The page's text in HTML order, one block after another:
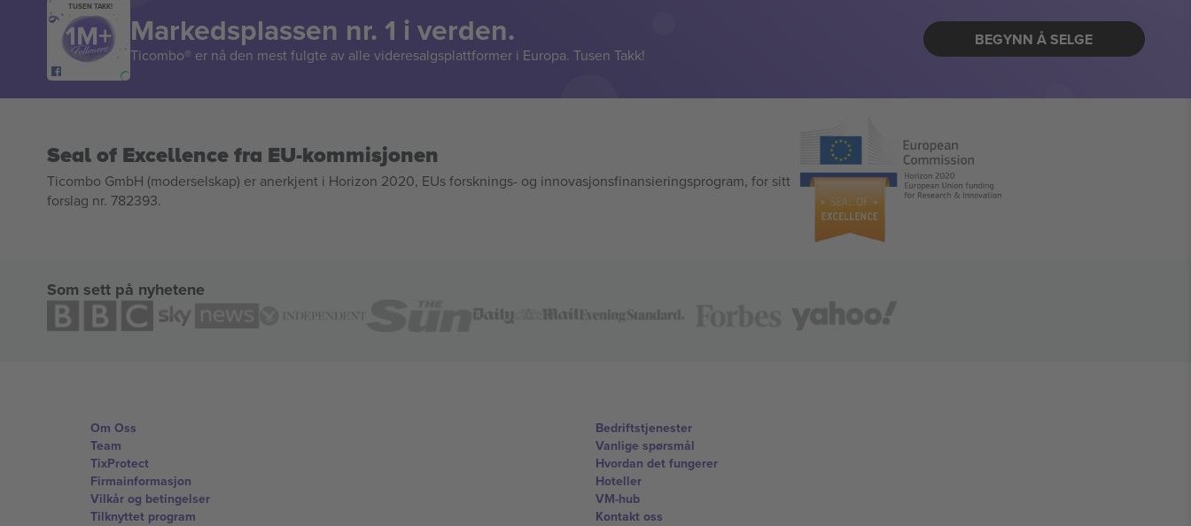
TUSEN TAKK!
Markedsplassen nr. 1 i verden.
Ticombo® er nå den mest fulgte av alle videresalgsplattformer i Europa. Tusen Takk!
BEGYNN Å SELGE
Seal of Excellence fra EU-kommisjonen
Ticombo GmbH (moderselskap) er anerkjent i Horizon 2020, EUs forsknings- og innovasjonsfinansieringsprogram, for sitt
forslag nr. 782393.
Som sett på nyhetene
Om Oss
Team
TixProtect
Firmainformasjon
Vilkår og betingelser
Tilknyttet program
Bedriftstjenester
Vanlige spørsmål
Hvordan det fungerer
Hoteller
VM-hub
Kontakt oss